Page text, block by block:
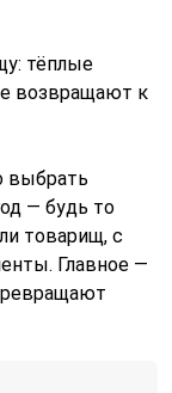
тёплые
возвращают к
выбрать
— будь то
товарищ, с
Главное —